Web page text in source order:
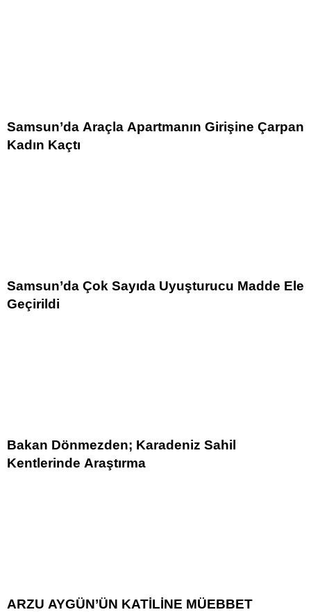
Samsun’da Araçla Apartmanın Girişine Çarpan
Kadın Kaçtı
Samsun’da Çok Sayıda Uyuşturucu Madde Ele
Geçirildi
Bakan Dönmezden; Karadeniz Sahil
Kentlerinde Araştırma
ARZU AYGÜN’ÜN KATİLİNE MÜEBBET